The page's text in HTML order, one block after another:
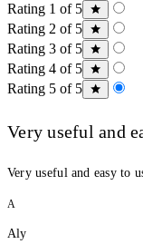
Rating 1 of 5
Rating 2 of 5
Rating 3 of 5
Rating 4 of 5
Rating 5 of 5
Very useful and
Very useful and easy to
A
Aly